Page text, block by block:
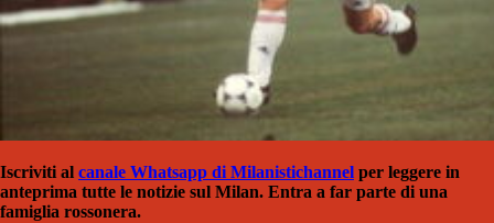
Iscriviti al canale Whatsapp di Milanistichannel per leggere in
anteprima tutte le notizie sul Milan. Entra a far parte di una
famiglia rossonera.